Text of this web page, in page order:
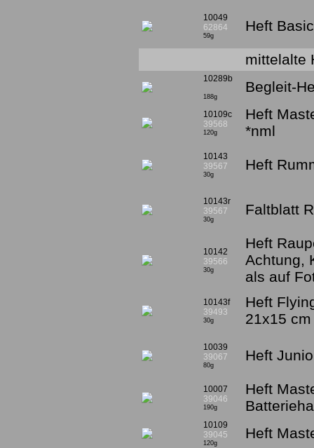
10049
62864
59g
Heft
mittelalte
10289b
188g
Begleit-
10109c
39568
120g
Heft
*nml
10143
39567
30g
Heft
10143r
39567
30g
Faltblatt
10142
39566
30g
Heft
Achtung,
als auf
10143f
39493
30g
Heft
21x15 cm
10039
39067
80g
Heft
10007
39046
190g
Heft
10109
39045
120g
Heft